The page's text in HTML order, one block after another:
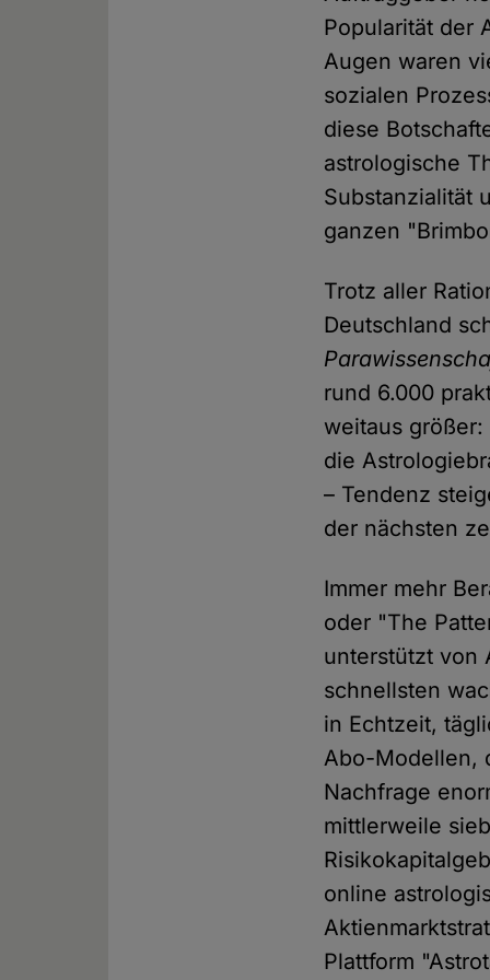
Popularität der
Augen waren
sozialen
diese
astrologische
Substanzialität
ganzen
Trotz aller
Deutschland
rund 6.000
weitaus
die
– Tendenz
der nächsten
Immer mehr
oder "The
unterstützt von
schnellsten
in Echtzeit,
Abo-Modellen,
Nachfrage
mittlerweile
online
Plattform